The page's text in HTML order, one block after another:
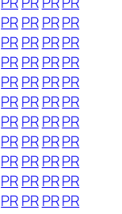
PRPR PRPR
PRPR PRPR
PRPR PRPR
PRPR PRPR
PRPR PRPR
PRPR PRPR
PRPR PRPR
PRPR PRPR
PRPR PRPR
PRPR PRPR